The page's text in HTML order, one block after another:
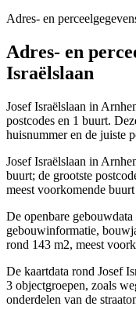
Adres- en
Adres- en
Israëlslaan
Josef Israëlslaan in
postcodes en 1 buurt.
huisnummer en de juiste
Josef Israëlslaan in
buurt; de grootste
meest voorkomende
De openbare
gebouwinformatie,
rond 143 m2, meest
De kaartdata rond Josef
3 objectgroepen, zoals
onderdelen van de